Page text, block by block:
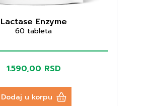
Lactase Enzyme
60 tableta
1.590,00 RSD
Dodaj u korpu